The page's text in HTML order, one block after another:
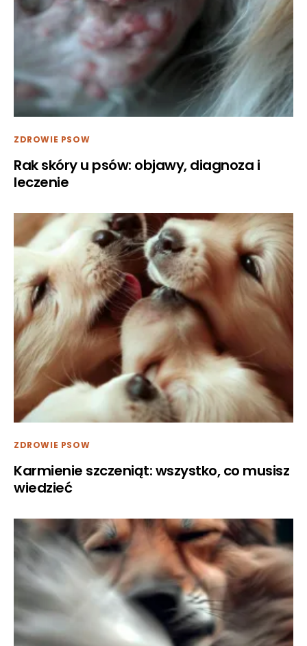
ZDROWIE PSOW
Rak skóry u psów: objawy, diagnoza i
leczenie
ZDROWIE PSOW
Karmienie szczeniąt: wszystko, co musisz
wiedzieć